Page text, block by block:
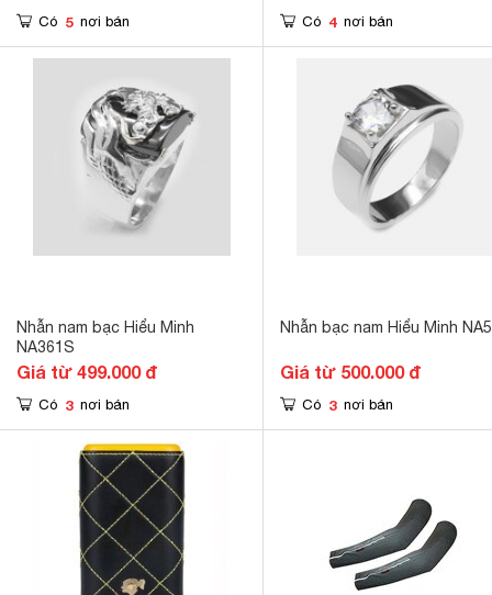
Có 5 nơi bán Có 4 nơi bán
Nhẫn nam bạc Hiểu Minh
NA361S
Giá từ 499.000 đ
Có 3 nơi bán
Nhẫn bạc nam Hiểu Minh
Giá từ 500.000 đ
Có 3 nơi bán